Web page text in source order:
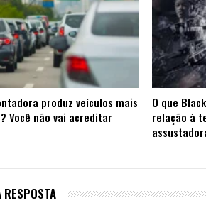
produz veículos mais
Você não vai acreditar
O que
relação à
RESPOSTA